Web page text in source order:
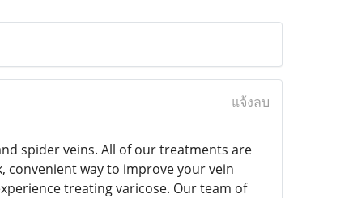
แจ้งลบ
spider veins. All of our treatments are
convenient way to improve your vein
treating varicose. Our team of